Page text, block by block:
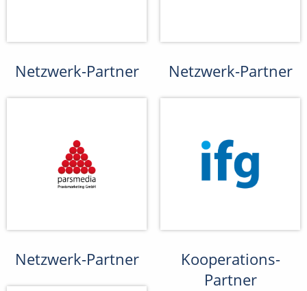
Netzwerk-Partner Netzwerk-Partner
Netzwerk-Partner
Kooperations-
Partner